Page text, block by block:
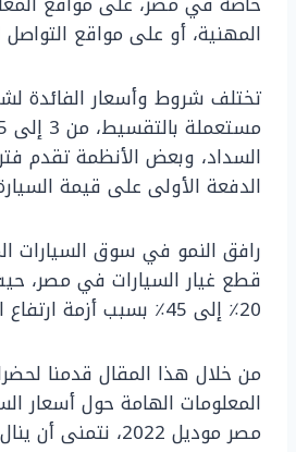
المهنية، أو على مواقع التواصل
تختلف شروط وأسعار الفائدة
السداد، وبعض الأنظمة تقدم
الدفعة الأولى على قيمة
رافق النمو في سوق السيارات
قطع غيار السيارات في مصر،
20٪ إلى 45٪ بسبب أزمة ارتفاع الأسعار.
من خلال هذا المقال قدمنا
المعلومات الهامة حول أسعار
مصر موديل 2022، نتمنى أن ينال إعجابكم.